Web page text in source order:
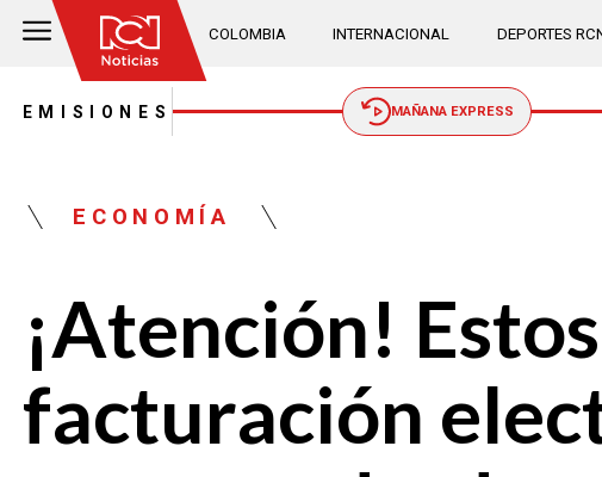
COLOMBIA INTERNACIONAL DEPORTES
EMISIONES MAÑANA EXPRESS
ECONOMÍA
¡Atención!
facturación